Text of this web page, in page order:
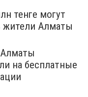
тенге могут
жители Алматы
на бесплатные